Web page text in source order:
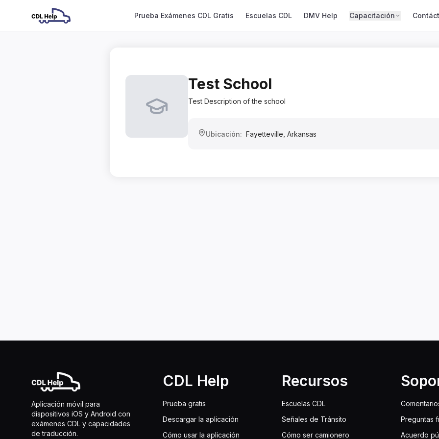
Prueba Exámenes CDL Gratis Escuelas CDL DMV Help Capacitación
Test School
Test Description of the school
Ubicación: Fayetteville Arkansas
Aplicación móvil para
dispositivos iOS y Android con
exámenes CDL y capacidades
de traducción.
CDL Help
Prueba gratis
Descargar la aplicación
Cómo usar la aplicación
Recursos
Escuelas CDL
Señales de Tránsito
Cómo ser camionero
Preguntas
Acuerdo